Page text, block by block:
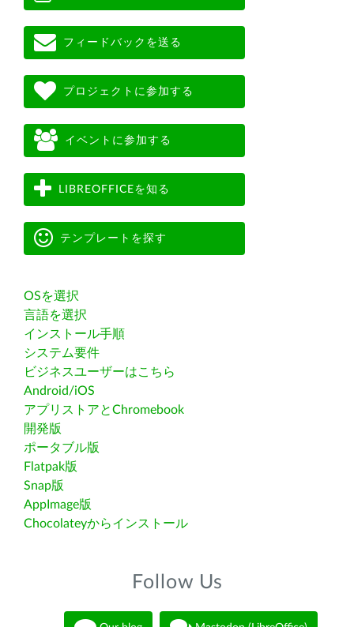
フィードバックを送る
プロジェクトに参加する
イベントに参加する
LIBREOFFICEを知る
テンプレートを探す
OSを選択
言語を選択
インストール手順
システム要件
ビジネスユーザーはこちら
Android/iOS
アプリストアとChromebook
開発版
ポータブル版
Flatpak版
Snap版
AppImage版
Chocolateyからインストール
Follow Us